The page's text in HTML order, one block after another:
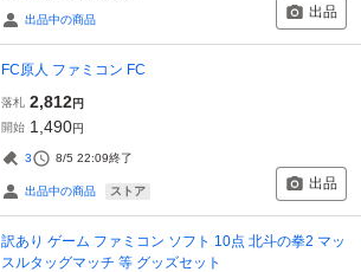
出品中の商品 出品
FC原人 ファミコン FC
落札 2,812円
開始 1,490円
3 8/5 22:09終了
出品中の商品 ストア 出品
訳あり ゲーム ファミコン ソフト 10点 北斗の拳2 マッ
スルタッグマッチ 等 グッズセット